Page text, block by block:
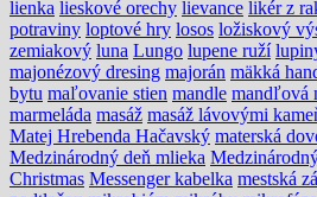
lienka lieskové orechy lievance likér z
potraviny loptové hry losos ložiskový
zemiakový luna Lungo lupene ruží
majonézový dresing majorán mäkká
bytu maľovanie stien mandle mandľová
marmeláda masáž masáž lávovými
Matej Hrebenda Hačavský materská
Medzinárodný deň mlieka
Christmas Messenger kabelka mestská